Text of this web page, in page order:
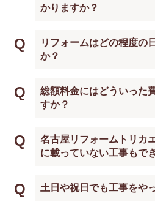
かりますか？
Q
リフォームはどの程度の
か？
Q
総額料金にはどういった
すか？
Q
名古屋リフォームトリカ
に載っていない工事もで
Q 土日や祝日でも工事をや